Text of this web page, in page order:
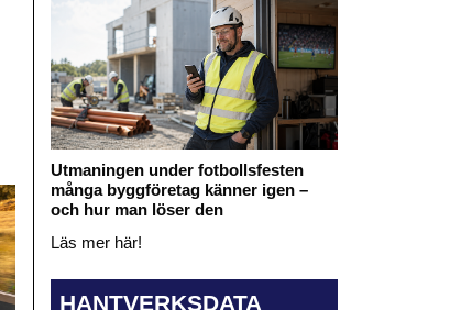
Utmaningen under fotbollsfesten
många byggföretag känner igen –
och hur man löser den
Läs mer här!
HANTVERKSDATA